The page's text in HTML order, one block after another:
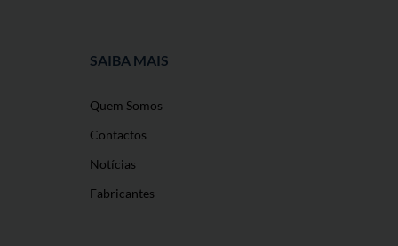
SAIBA MAIS
Quem Somos
Contactos
Notícias
Fabricantes